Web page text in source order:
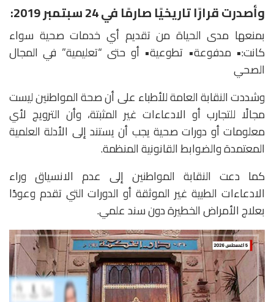
وأصدرت قرارًا تاريخيًا صارمًا في 24 سبتمبر 2019:
بمنعها مدى الحياة من تقديم أي خدمات صحية سواء
كانت:• مدفوعة• تطوعية• أو حتى “تعليمية” في المجال
الصحي
وشددت النقابة العامة للأطباء على أن صحة المواطنين ليست
مجالًا للتجارب أو الادعاءات غير المثبتة، وأن الترويج لأي
معلومات أو دورات صحية يجب أن يستند إلى الأدلة العلمية
المعتمدة والضوابط القانونية المنظمة.
كما دعت النقابة المواطنين إلى عدم الانسياق وراء
الادعاءات الطبية غير الموثقة أو الدورات التي تقدم وعودًا
بعلاج الأمراض الخطيرة دون سند علمي.